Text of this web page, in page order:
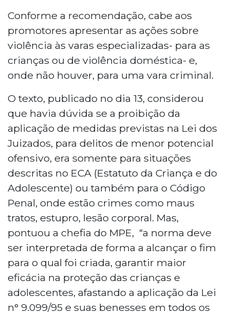
Conforme a recomendação, cabe aos
promotores apresentar as ações sobre
violência às varas especializadas- para as
crianças ou de violência doméstica- e,
onde não houver, para uma vara criminal.
O texto, publicado no dia 13, considerou
que havia dúvida se a proibição da
aplicação de medidas previstas na Lei dos
Juizados, para delitos de menor potencial
ofensivo, era somente para situações
descritas no ECA (Estatuto da Criança e do
Adolescente) ou também para o Código
Penal, onde estão crimes como maus
tratos, estupro, lesão corporal. Mas,
pontuou a chefia do MPE, “a norma deve
ser interpretada de forma a alcançar o fim
para o qual foi criada, garantir maior
eficácia na proteção das crianças e
adolescentes, afastando a aplicação da Lei
n° 9.099/95 e suas benesses em todos os